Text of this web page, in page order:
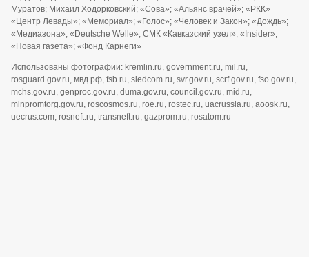
Муратов; Михаил Ходорковский; «Сова»; «Альянс врачей»; «РКК»
«Центр Левады»; «Мемориал»; «Голос»; «Человек и Закон»; «Дождь»;
«Медиазона»; «Deutsche Welle»; СМК «Кавказский узел»; «Insider»;
«Новая газета»; «Фонд Карнеги»
Использованы фотографии: kremlin.ru, government.ru, mil.ru,
rosguard.gov.ru, мвд.рф, fsb.ru, sledcom.ru, svr.gov.ru, scrf.gov.ru, fso.gov.ru,
mchs.gov.ru, genproc.gov.ru, duma.gov.ru, council.gov.ru, mid.ru,
minpromtorg.gov.ru, roscosmos.ru, roe.ru, rostec.ru, uacrussia.ru, aoosk.ru,
uecrus.com, rosneft.ru, transneft.ru, gazprom.ru, rosatom.ru